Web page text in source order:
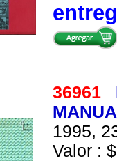
36961
1995,
Valor :